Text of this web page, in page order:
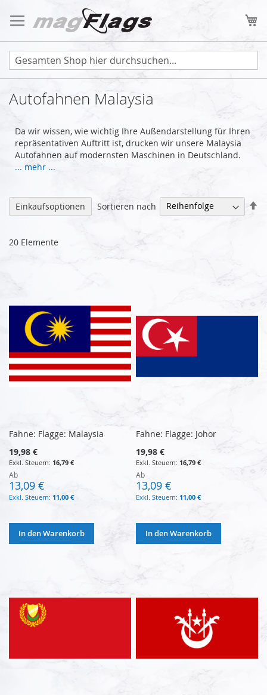
Inhalt
springen
Autofahnen Malaysia
Da wir wissen, wie wichtig Ihre Außendarstellung für Ihren
repräsentativen Auftritt ist, drucken wir unsere Malaysia
Autofahnen auf modernsten Maschinen in Deutschland.
... mehr ...
20 Elemente
Sortieren nach
Fahne: Flagge: Malaysia
19,98 €
16,79 €
Ab
13,09 €
11,00 €
In den Warenkorb
Fahne: Flagge: Johor
19,98 €
16,79 €
Ab
13,09 €
11,00 €
In den Warenkorb
Einkaufsoptionen